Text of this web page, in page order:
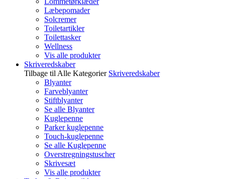
Læbepomader
Solcremer
Toiletartikler
Toilettasker
Wellness
Vis alle produkter
Skriveredskaber
Tilbage til Alle Kategorier Skriveredskaber
Blyanter
Farveblyanter
Stiftblyanter
Se alle Blyanter
Kuglepenne
Parker kuglepenne
Touch-kuglepenne
Se alle Kuglepenne
Overstregningstuscher
Skrivesæt
Vis alle produkter